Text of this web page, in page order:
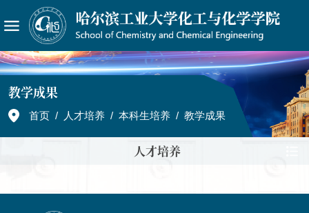
教学成果
首页 / 人才培养 / 本科生培养 / 教学成果
人才培养